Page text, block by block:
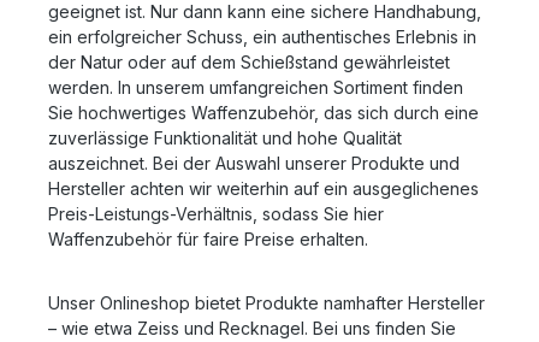
geeignet ist. Nur dann kann eine sichere Handhabung,
ein erfolgreicher Schuss, ein authentisches Erlebnis in
der Natur oder auf dem Schießstand gewährleistet
werden. In unserem umfangreichen Sortiment finden
Sie hochwertiges Waffenzubehör, das sich durch eine
zuverlässige Funktionalität und hohe Qualität
auszeichnet. Bei der Auswahl unserer Produkte und
Hersteller achten wir weiterhin auf ein ausgeglichenes
Preis-Leistungs-Verhältnis, sodass Sie hier
Waffenzubehör für faire Preise erhalten.
Unser Onlineshop bietet Produkte namhafter Hersteller
– wie etwa Zeiss und Recknagel. Bei uns finden Sie